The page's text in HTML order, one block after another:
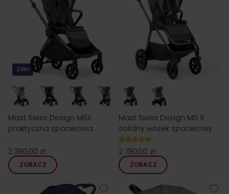
24h!
Mast Swiss Design M6X
praktyczna spacerówa
2 390,00 zł
ZOBACZ
Mast Swiss Design M5 X
solidny wózek spacerowy
2 790,00 zł
ZOBACZ